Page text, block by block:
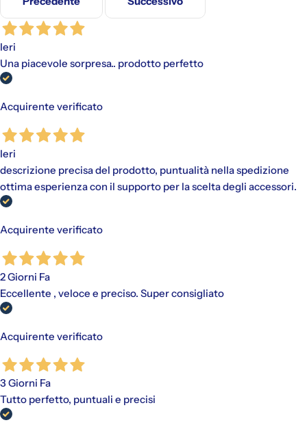
Disponibile con PayPal e tramite Scalapay (VISA, Mastercard
Al momento dell'acquisto, viene effettuato un pagamento
iniziale a cui fanno seguito rate mensili. Il valore include
Ieri
Una piacevole sorpresa.. prodotto perfetto
Acquirente verificato
Ieri
descrizione precisa del prodotto, puntualità nella spedizione
ottima esperienza con il supporto per la scelta degli accessori.
Acquirente verificato
2 Giorni Fa
Eccellente , veloce e preciso. Super consigliato
Acquirente verificato
3 Giorni Fa
Tutto perfetto, puntuali e precisi